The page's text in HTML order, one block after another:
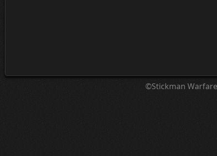
©Stickman Warfare